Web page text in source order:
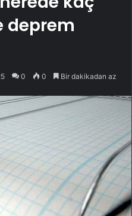
deprem
0 0 Bir dakikadan az